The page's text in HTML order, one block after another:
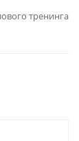
тренинга